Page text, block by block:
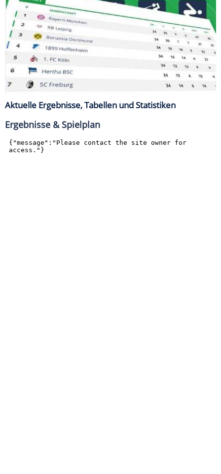
Aktuelle Ergebnisse, Tabellen und Statistiken
Ergebnisse & Spielplan